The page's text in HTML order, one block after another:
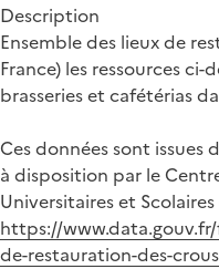
Description
Ensemble des lieux de
France) les ressources
brasseries et cafétérias
Ces données sont
à disposition par le
Universitaires et Scolaires
https://
de-restauration-des-